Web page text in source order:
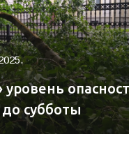
субботы